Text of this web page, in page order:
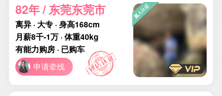
82年 / 东莞东莞市
离异 · 大专 · 身高168cm
月薪8千-1万 · 体重40kg
有能力购房 · 已购车
申请牵线